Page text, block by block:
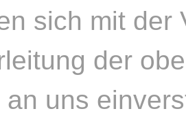
sich mit der
der
an uns